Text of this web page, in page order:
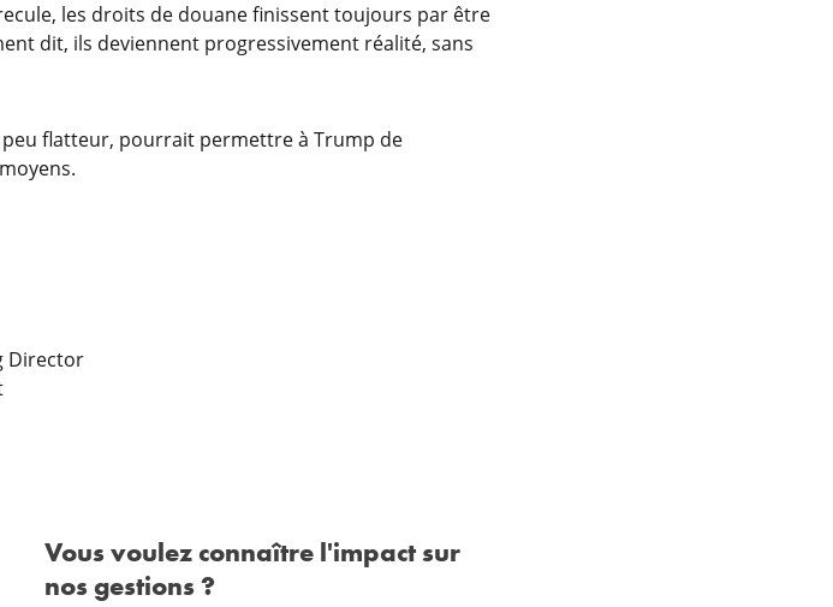
les droits de douane finissent toujours par être
dit, ils deviennent progressivement réalité, sans
flatteur, pourrait permettre à Trump de
Director
Vous voulez connaître l'impact sur
nos gestions ?